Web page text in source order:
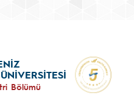
Bölümü